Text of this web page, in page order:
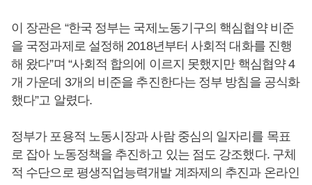
이 장관은 “한국 정부는 국제노동기구의 핵심협약 비준
을 국정과제로 설정해 2018년부터 사회적 대화를 진행
해 왔다”며 “사회적 합의에 이르지 못했지만 핵심협약 4
개 가운데 3개의 비준을 추진한다는 정부 방침을 공식화
했다”고 알렸다.
정부가 포용적 노동시장과 사람 중심의 일자리를 목표
로 잡아 노동정책을 추진하고 있는 점도 강조했다. 구체
적 수단으로 평생직업능력개발 계좌제의 추진과 온라인